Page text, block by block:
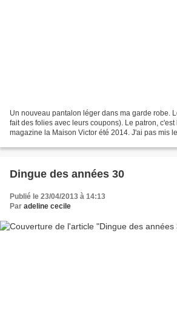
Un nouveau pantalon léger dans ma garde robe.
fait des folies avec leurs coupons). Le patron,
magazine la Maison Victor été 2014. J'ai pas mis
Dingue des années 30
Publié le 23/04/2013 à 14:13
Par adeline cecile